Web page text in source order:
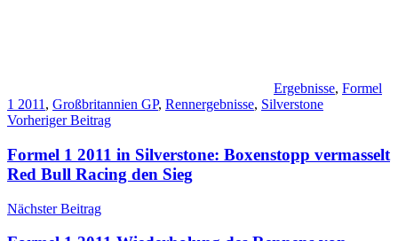
Ergebnisse, Formel
1 2011 , Großbritannien GP, Rennergebnisse, Silverstone
Beitragsnavigation
Vorheriger Beitrag
Formel 1 2011 in Silverstone: Boxenstopp vermasselt
Red Bull Racing den Sieg
Nächster Beitrag